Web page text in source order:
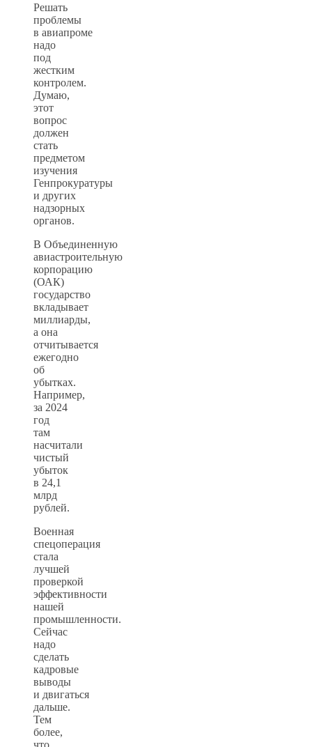
Решать
проблемы
в авиапроме
надо
под
жестким
контролем.
Думаю,
этот
вопрос
должен
стать
предметом
изучения
Генпрокуратуры
и других
надзорных
органов.
В Объединенную
авиастроительную
корпорацию
(ОАК)
государство
вкладывает
миллиарды,
а она
отчитывается
ежегодно
об
убытках.
Например,
за 2024
год
там
насчитали
чистый
убыток
в 24,1
млрд
рублей.
Военная
спецоперация
стала
лучшей
проверкой
эффективности
нашей
промышленности.
Сейчас
надо
сделать
кадровые
выводы
и двигаться
дальше.
Тем
более,
что